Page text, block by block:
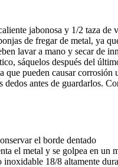
jabonosa y 1/2 taza de
de fregar de metal, ya
lavar a mano y secar de
sáquelos después del
que pueden causar corrosión
antes de guardarlos.
el borde dentado
el metal y se golpea en un
inoxidable 18/8 altamente